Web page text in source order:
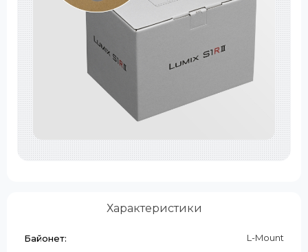
Характеристики
Байонет: L-Mount